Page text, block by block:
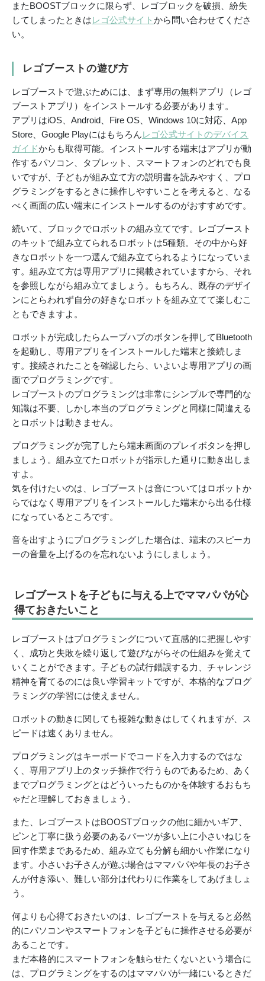
またBOOSTブロックに限らず、レゴブロックを破損、紛失
してしまったときはレゴ公式サイト から問い合わせてくださ
い。
レゴブーストの遊び方
レゴブーストで遊ぶためには、まず専用の無料アプリ（レゴ
ブーストアプリ）をインストールする必要があります。
アプリはiOS、Android、Fire OS、Windows 10に対応、App
Store、Google Playにはもちろんレゴ公式サイトのデバイス
ガイドからも取得可能。インストールする端末はアプリが動
作するパソコン、タブレット、スマートフォンのどれでも良
いですが、子どもが組み立て方の説明書を読みやすく、プロ
グラミングをするときに操作しやすいことを考えると、なる
べく画面の広い端末にインストールするのがおすすめです。
続いて、ブロックでロボットの組み立てです。レゴブースト
のキットで組み立てられるロボットは5種類。その中から好
きなロボットを一つ選んで組み立てられるようになっていま
す。組み立て方は専用アプリに掲載されていますから、それ
を参照しながら組み立てましょう。もちろん、既存のデザイ
ンにとらわれず自分の好きなロボットを組み立てて楽しむこ
ともできますよ。
ロボットが完成したらムーブハブのボタンを押してBluetooth
を起動し、専用アプリをインストールした端末と接続しま
す。接続されたことを確認したら、いよいよ専用アプリの画
面でプログラミングです。
レゴブーストのプログラミングは非常にシンプルで専門的な
知識は不要、しかし本当のプログラミングと同様に間違える
とロボットは動きません。
プログラミングが完了したら端末画面のプレイボタンを押し
ましょう。組み立てたロボットが指示した通りに動き出しま
すよ。
気を付けたいのは、レゴブーストは音についてはロボットか
らではなく専用アプリをインストールした端末から出る仕様
になっているところです。
音を出すようにプログラミングした場合は、端末のスピーカ
ーの音量を上げるのを忘れないようにしましょう。
レゴブーストを子どもに与える上でママパパが心
得ておきたいこと
レゴブーストはプログラミングについて直感的に把握しやす
く、成功と失敗を繰り返して遊びながらその仕組みを覚えて
いくことができます。子どもの試行錯誤する力、チャレンジ
精神を育てるのには良い学習キットですが、本格的なプログ
ラミングの学習には使えません。
ロボットの動きに関しても複雑な動きはしてくれますが、ス
ピードは速くありません。
プログラミングはキーボードでコードを入力するのではな
く、専用アプリ上のタッチ操作で行うものであるため、あく
までプログラミングとはどういったものかを体験するおもち
ゃだと理解しておきましょう。
また、レゴブーストはBOOSTブロックの他に細かいギア、
ピンと丁寧に扱う必要のあるパーツが多い上に小さいねじを
回す作業まであるため、組み立ても分解も細かい作業になり
ます。小さいお子さんが遊ぶ場合はママパパや年長のお子さ
んが付き添い、難しい部分は代わりに作業をしてあげましょ
う。
何よりも心得ておきたいのは、レゴブーストを与えると必然
的にパソコンやスマートフォンを子どもに操作させる必要が
あることです。
まだ本格的にスマートフォンを触らせたくないという場合に
は、プログラミングをするのはママパパが一緒にいるときだ